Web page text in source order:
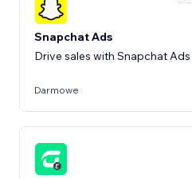
Snapchat Ads
Drive sales with Snapchat Ads
Darmowe